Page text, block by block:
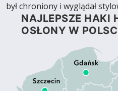
był chroniony i wyglądał
NAJLEPSZE HAKI
OSŁONY W